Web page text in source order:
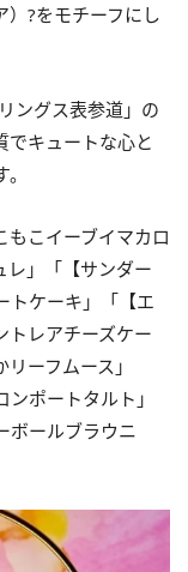
）?をモチーフにし
ングス表参道」の
でキュートな心と
もこイーブイマカロ
レ」「【サンダー
トケーキ」「【エ
トレアチーズケー
ーフムース」
ポートタルト」
ボールブラウニ